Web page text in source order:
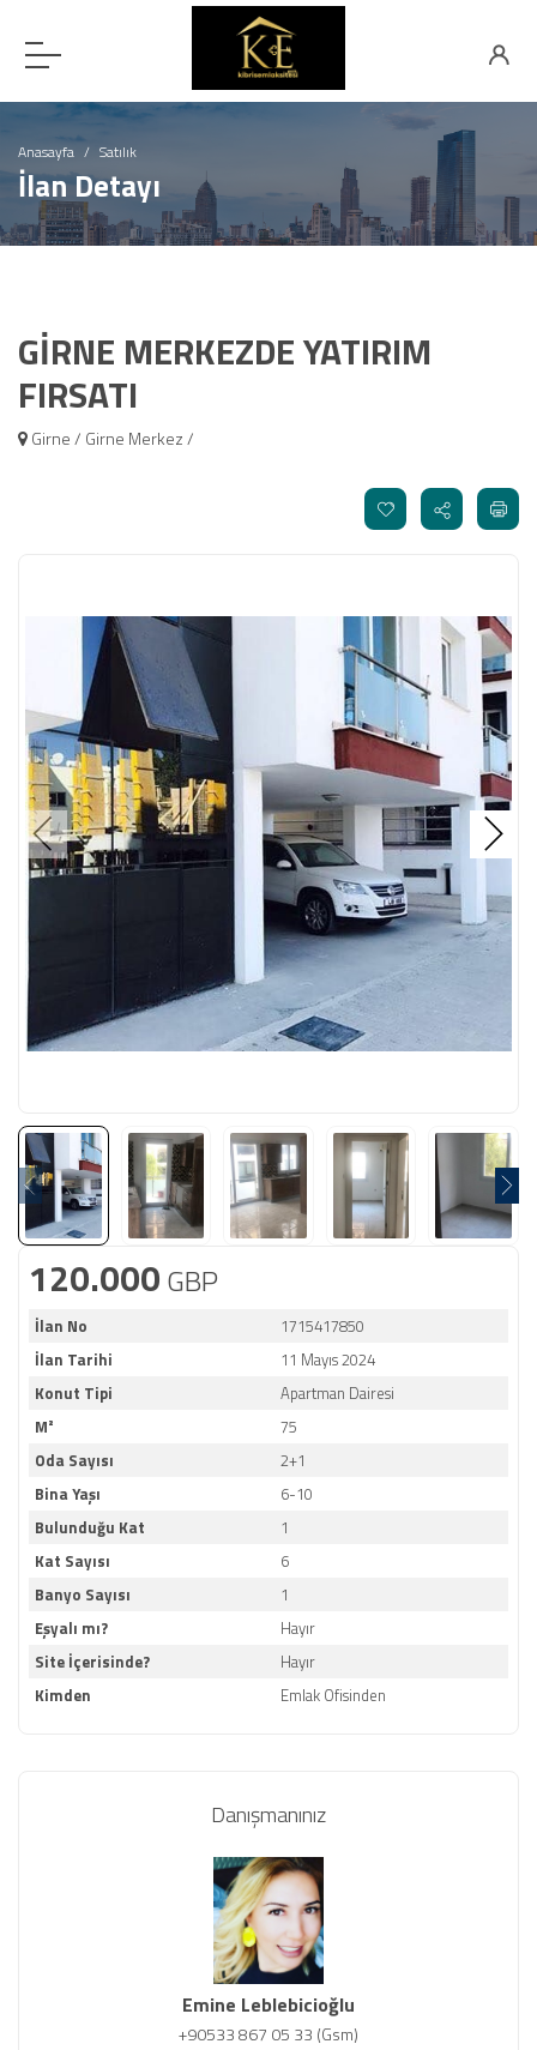
Anasayfa Satılık
İlan Detayı
GİRNE MERKEZDE YATIRIM
FIRSATI
Girne / Girne Merkez /
120.000GBP
İlan No
İlan Tarihi
Konut Tipi
M²
Oda Sayısı
Bina Yaşı
Bulunduğu Kat
Kat Sayısı
Banyo Sayısı
Eşyalı mı?
Site İçerisinde?
Kimden
1715417850
11 Mayıs 2024
Apartman Dairesi
75
2+1
6-10
1
6
1
Hayır
Hayır
Emlak Ofisinden
Danışmanınız
Emine Leblebicioğlu
+90533 867 05 33 (Gsm)